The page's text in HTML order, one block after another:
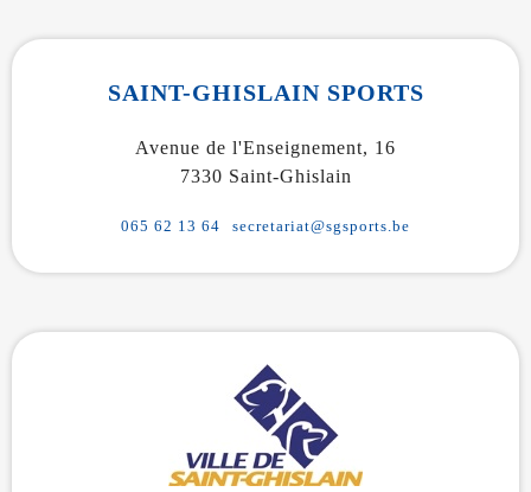
SAINT-GHISLAIN SPORTS
Avenue de l'Enseignement, 16
7330 Saint-Ghislain
065 62 13 64 secretariat@sgsports.be